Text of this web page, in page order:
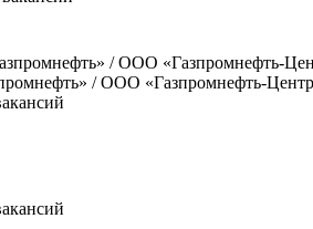
/ ООО «Газпромнефть-